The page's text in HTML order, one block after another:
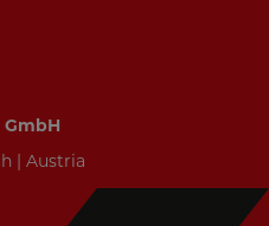
GmbH
| Austria